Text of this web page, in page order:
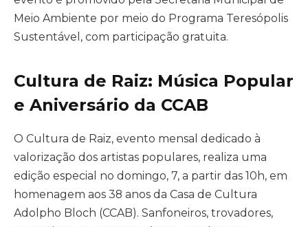
Meio Ambiente por meio do Programa Teresópolis
Sustentável, com participação gratuita.
Cultura de Raiz: Música Popular
e Aniversário da CCAB
O Cultura de Raiz, evento mensal dedicado à
valorização dos artistas populares, realiza uma
edição especial no domingo, 7, a partir das 10h, em
homenagem aos 38 anos da Casa de Cultura
Adolpho Bloch (CCAB). Sanfoneiros, trovadores,